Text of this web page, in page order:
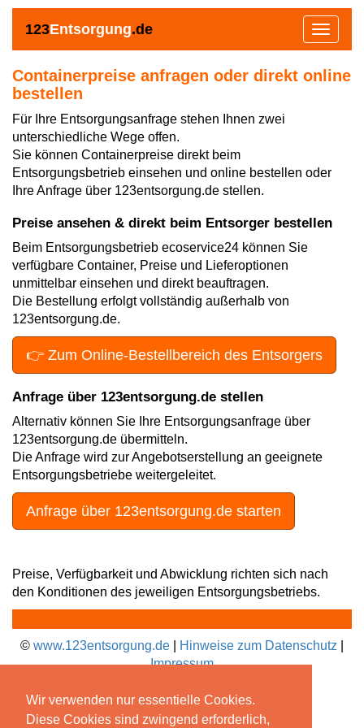
Wir verwenden nur essentielle Cookies.
Diese Cookies sind zwingend erforderlich,
123Entsorgung.de
Toggle
Containerpreise anfragen oder direkt online
bestellen
Für Ihre Entsorgungsanfrage stehen Ihnen zwei
unterschiedliche Wege offen.
Sie können Containerpreise direkt beim
Entsorgungsbetrieb einsehen und online bestellen oder
Ihre Anfrage über 123entsorgung.de stellen.
Preise ansehen & direkt beim Entsorger bestellen
Beim Entsorgungsbetrieb ecoservice24 können Sie
verfügbare Container, Preise und Lieferoptionen
unmittelbar einsehen und direkt beauftragen.
Die Bestellung erfolgt vollständig außerhalb von
123entsorgung.de.
👉 Zum Online-Bestellbereich des Entsorgers
Anfrage über 123entsorgung.de stellen
Alternativ können Sie Ihre Entsorgungsanfrage über
123entsorgung.de übermitteln.
Die Anfrage wird zur Angebotserstellung an geeignete
Entsorgungsbetriebe weitergeleitet.
Anfrage über 123entsorgung.de starten
Preise, Verfügbarkeit und Abwicklung richten sich nach
den Konditionen des jeweiligen Entsorgungsbetriebs.
© www.123entsorgung.de Hinweise zum Datenschutz
Impressum